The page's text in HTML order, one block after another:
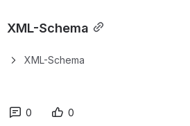
XML-Schema
XML-Schema
0 0